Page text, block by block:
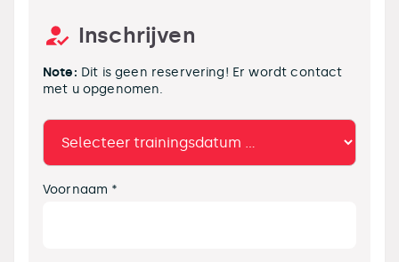
Inschrijven
Note: Dit is geen reservering! Er wordt contact
met u opgenomen.
Voornaam *